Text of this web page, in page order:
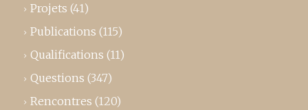
Projets (41)
Publications (115)
Qualifications (11)
Questions (347)
Rencontres (120)